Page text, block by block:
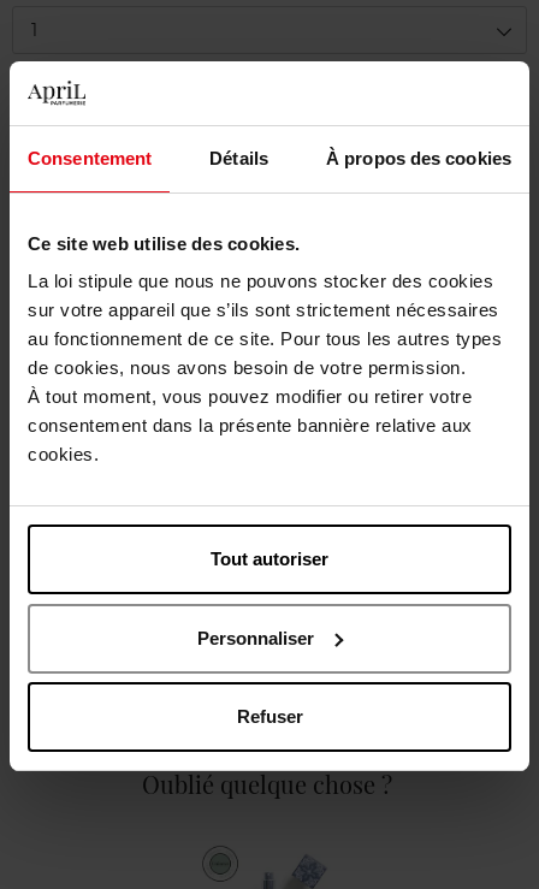
Consentement Détails À propos des cookies
Ce site web utilise des cookies.
La loi stipule que nous ne pouvons stocker des cookies
sur votre appareil que s’ils sont strictement nécessaires
au fonctionnement de ce site. Pour tous les autres types
de cookies, nous avons besoin de votre permission.
À tout moment, vous pouvez modifier ou retirer votre
consentement dans la présente bannière relative aux
cookies.
Tout autoriser
Personnaliser
Refuser
1
Livraison
En stock
Ajouter au panier
Livraison gratuite à partir de 50€
Retour gratuit dans votre magasin
Description
Caractéristiques
Avis client Politique relative aux avis des clients
Oublié quelque chose ?